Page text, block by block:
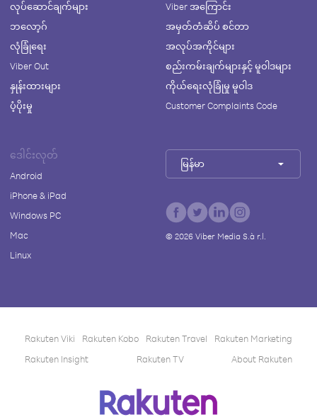
လုပ်ဆောင်ချက်များ
ဘလော့ဂ်
လုံခြုံရေး
Viber Out
နှုန်းထားများ
ပံ့ပိုးမှု
Viber အကြောင်း
အမှတ်တံဆိပ် စင်တာ
အလုပ်အကိုင်များ
စည်းကမ်းချက်များနှင့် မူဝါဒများ
ကိုယ်ရေးလုံခြုံမှု မူဝါဒ
Customer Complaints Code
ဒေါင်းလုတ်
Android
iPhone & iPad
Windows PC
Mac
Linux
မြန်မာ
© 2026Viber Media S.à r.l.
Rakuten Viki Rakuten Kobo Rakuten Travel
Rakuten Marketing
Rakuten Insight
Rakuten TV About Rakuten